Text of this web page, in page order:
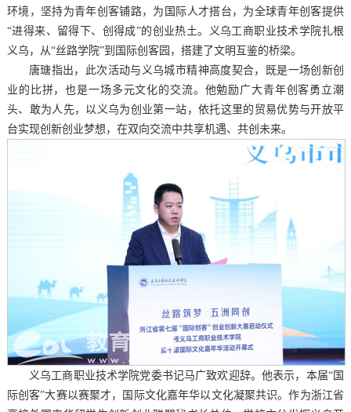
环境，坚持为青年创客铺路，为国际人才搭台，为全球青年创客提供
“进得来、留得下、创得成”的创业热土。义乌工商职业技术学院扎根
义乌，从“丝路学院”到国际创客园，搭建了文明互鉴的桥梁。
唐瑭指出，此次活动与义乌城市精神高度契合，既是一场创新创
业的比拼，也是一场多元文化的交流。他勉励广大青年创客勇立潮
头、敢为人先，以义乌为创业第一站，依托这里的贸易优势与开放平
台实现创新创业梦想，在双向交流中共享机遇、共创未来。
义乌工商职业技术学院党委书记马广致欢迎辞。他表示，本届“国
际创客”大赛以赛聚才，国际文化嘉年华以文化凝聚共识。作为浙江省